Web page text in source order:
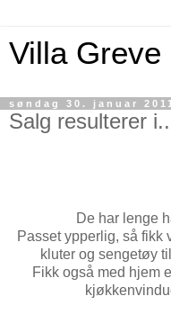
Villa Greve
søndag 30. januar 2011
Salg resulterer
De har lenge
Passet ypperlig, så fikk
kluter og sengetøy
Fikk også med hjem